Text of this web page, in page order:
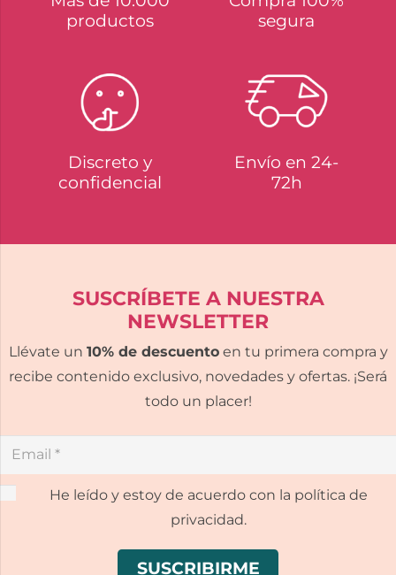
productos
segura
Discreto y
confidencial
Envío en 24-
72h
SUSCRÍBETE A NUESTRA
NEWSLETTER
Llévate un 10% de descuentoen tu primera compra y
recibe contenido exclusivo, novedades y ofertas. ¡Será
todo un placer!
He leído y estoy de acuerdo con la política de
privacidad.